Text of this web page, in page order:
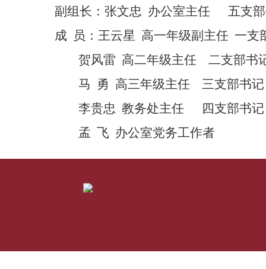
副组长：张文忠 办公室主任
五支
成
员：王云星 高一年级副主任 一支
贺风雷 高二年级主任
二支部书
马 勇 高三年级主任
三支部书记
李贵忠 教务处主任
四支部书记
孟 飞 办公室党务工作者